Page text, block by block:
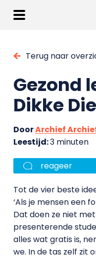
Terug naar
Gezond
Dikke
DoorArchief
Leestijd:3 minuten
reageer
Tot de vier beste
‘Als je mensen een
Dat doen ze niet
presenterende
alles wat gratis is,
we. In de tas zelf zit